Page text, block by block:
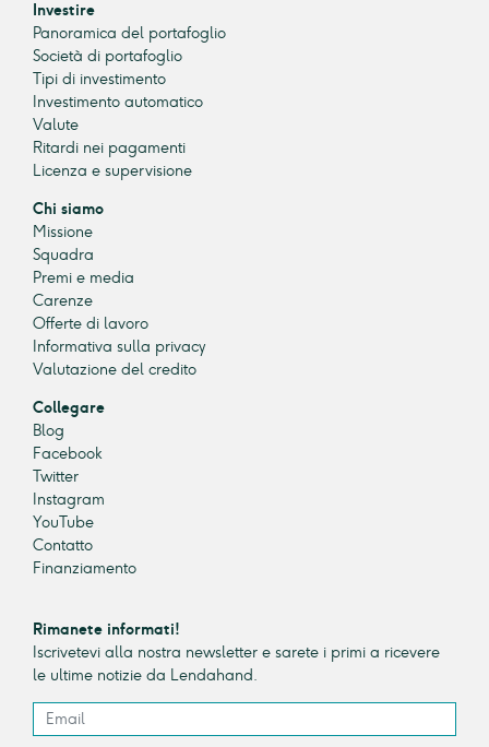
Investire
Panoramica del portafoglio
Società di portafoglio
Tipi di investimento
Investimento automatico
Valute
Ritardi nei pagamenti
Licenza e supervisione
Chi siamo
Missione
Squadra
Premi e media
Carenze
Offerte di lavoro
Informativa sulla privacy
Valutazione del credito
Collegare
Blog
Facebook
Twitter
Instagram
YouTube
Contatto
Finanziamento
Rimanete informati!
Iscrivetevi alla nostra newsletter e sarete i primi a ricevere
le ultime notizie da Lendahand.